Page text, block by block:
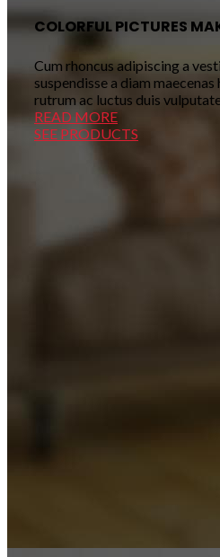
COLORFUL PICTURES
Cum rhoncus adipiscing a
suspendisse a diam
rutrum ac luctus duis
READ MORE
SEE PRODUCTS